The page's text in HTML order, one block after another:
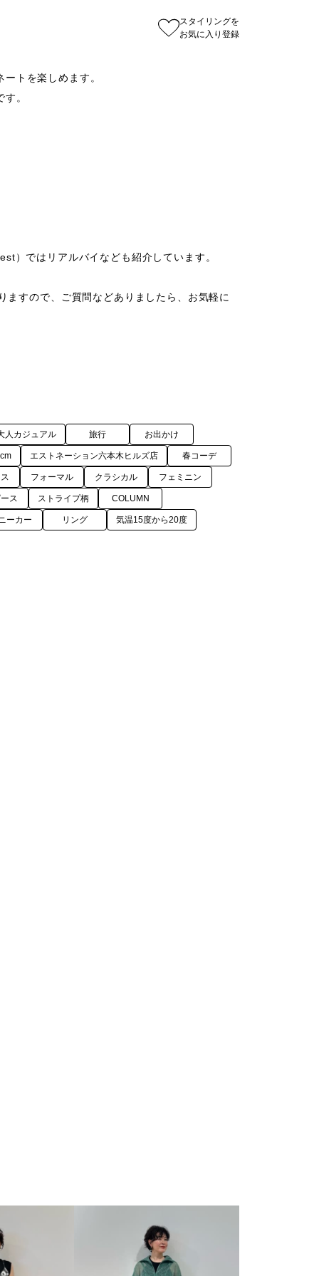
スタイリングを
お気に入り登録
トを楽しめます。
。
ではリアルバイなども紹介しています。
すので、ご質問などありましたら、お気軽に
人カジュアル 旅行 お出かけ
エストネーション六本木ヒルズ店 春コーデ
フォーマル クラシカル フェミニン
ス ストライプ柄 COLUMN
ーカー リング 気温15度から20度